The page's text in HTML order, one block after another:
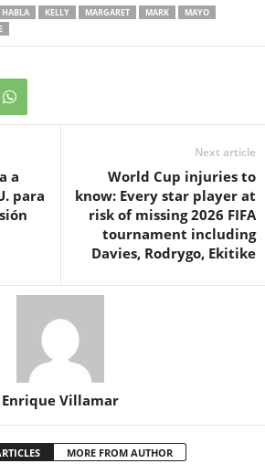
HABLA KELLY MARGARET MARK
MAYO
a
para
Next article
World Cup injuries to
know: Every star player at
risk of missing 2026 FIFA
tournament including
Davies, Rodrygo, Ekitike
Enrique Villamar
MORE FROM AUTHOR